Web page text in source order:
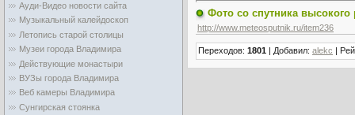
Ауди-Видео новости сайта
Музыкальный калейдоскоп
Летопись старой столицы
Музеи города Владимира
Действующие монастыри
ВУЗы города Владимира
Веб камеры Владимира
Сунгирская стоянка
Фото со спутника высокого
http://www.meteosputnik.ru/item236
Переходов: 1801 | Добавил: alekc |